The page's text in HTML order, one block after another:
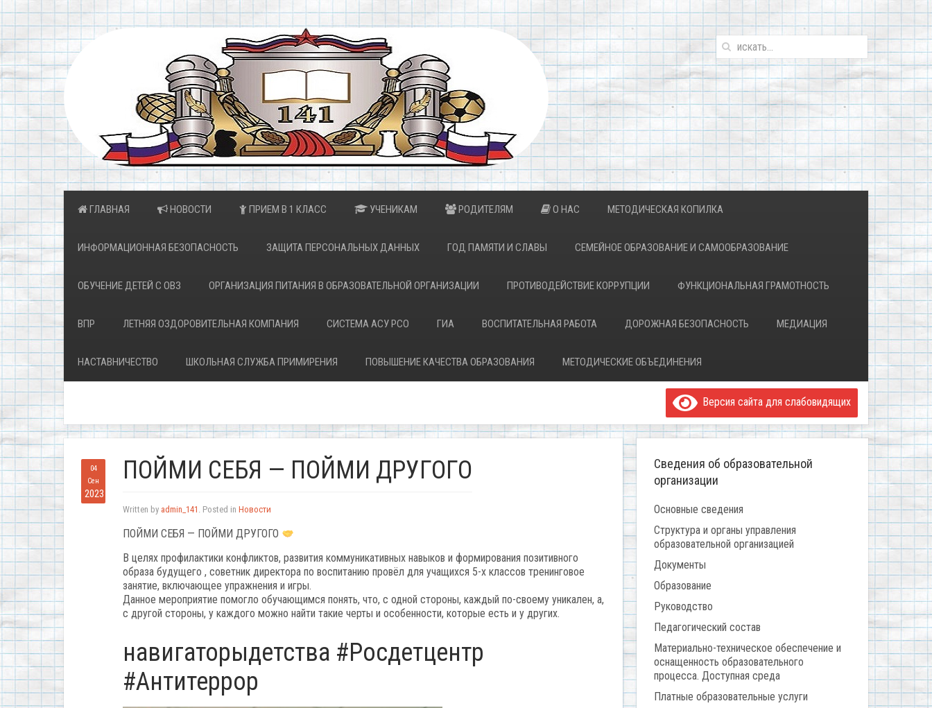
ГЛАВНАЯ НОВОСТИ ПРИЕМ В 1 КЛАСС УЧЕНИКАМ РОДИТЕЛЯМ О НАС МЕТОДИЧЕСКАЯ КОПИЛКА
ИНФОРМАЦИОННАЯ БЕЗОПАСНОСТЬ ЗАЩИТА ПЕРСОНАЛЬНЫХ ДАННЫХ ГОД ПАМЯТИ И СЛАВЫ СЕМЕЙНОЕ ОБРАЗОВАНИЕ И САМООБРАЗОВАНИЕ
ОБУЧЕНИЕ ДЕТЕЙ С ОВЗ ОРГАНИЗАЦИЯ ПИТАНИЯ В ОБРАЗОВАТЕЛЬНОЙ ОРГАНИЗАЦИИ ПРОТИВОДЕЙСТВИЕ КОРРУПЦИИ ФУНКЦИОНАЛЬНАЯ ГРАМОТНОСТЬ
ВПР ЛЕТНЯЯ ОЗДОРОВИТЕЛЬНАЯ КОМПАНИЯ СИСТЕМА АСУ РСО ГИА ВОСПИТАТЕЛЬНАЯ РАБОТА ДОРОЖНАЯ БЕЗОПАСНОСТЬ МЕДИАЦИЯ
НАСТАВНИЧЕСТВО ШКОЛЬНАЯ СЛУЖБА ПРИМИРЕНИЯ ПОВЫШЕНИЕ КАЧЕСТВА ОБРАЗОВАНИЯ МЕТОДИЧЕСКИЕ ОБЪЕДИНЕНИЯ
Версия сайта для слабовидящих
04
Сен
2023
ПОЙМИ СЕБЯ — ПОЙМИ ДРУГОГО
Written by admin_141 . Posted in Новости
ПОЙМИ СЕБЯ — ПОЙМИ ДРУГОГО
В целях профилактики конфликтов, развития коммуникативных навыков и формирования позитивного
образа будущего , советник директора по воспитанию провёл для учащихся 5-х классов тренинговое
занятие, включающее упражнения и игры.
Данное мероприятие помогло обучающимся понять, что, с одной стороны, каждый по-своему уникален, а,
с другой стороны, у каждого можно найти такие черты и особенности, которые есть и у других.
навигаторыдетства #Росдетцентр
#Антитеррор
Сведения об образовательной
организации
Основные сведения
Структура и органы управления
образовательной организацией
Документы
Образование
Руководство
Педагогический состав
Материально-техническое обеспечение и
оснащенность образовательного
процесса. Доступная среда
Платные образовательные услуги